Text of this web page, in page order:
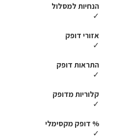
הנחיות למסלול
✓
אזורי דופק
✓
התראות דופק
✓
קלוריות מדופק
✓
% דופק מקסימלי
✓